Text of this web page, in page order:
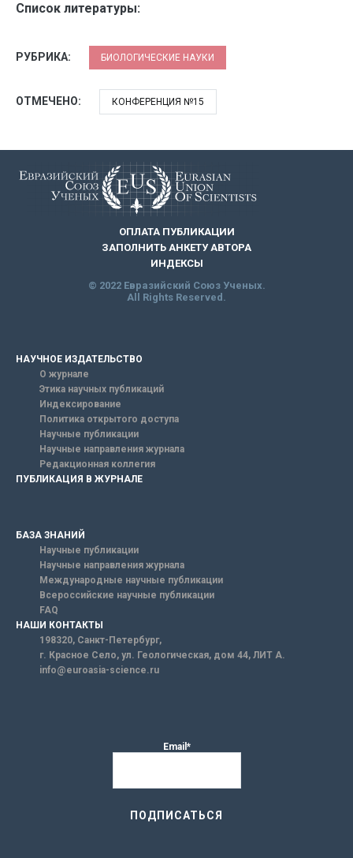
Список литературы:
РУБРИКА: БИОЛОГИЧЕСКИЕ НАУКИ
ОТМЕЧЕНО: КОНФЕРЕНЦИЯ №15
ОПЛАТА ПУБЛИКАЦИИ
ЗАПОЛНИТЬ АНКЕТУ АВТОРА
ИНДЕКСЫ
© 2022 Евразийский Союз Ученых.
All Rights Reserved.
НАУЧНОЕ ИЗДАТЕЛЬСТВО
О журнале
Этика научных публикаций
Индексирование
Политика открытого доступа
Научные публикации
Научные направления журнала
Редакционная коллегия
ПУБЛИКАЦИЯ В ЖУРНАЛЕ
БАЗА ЗНАНИЙ
Научные публикации
Научные направления журнала
Международные научные публикации
Всероссийские научные публикации
FAQ
НАШИ КОНТАКТЫ
198320, Санкт-Петербург,
г. Красное Село, ул. Геологическая, дом 44, ЛИТ А.
info@euroasia-science.ru
Email*